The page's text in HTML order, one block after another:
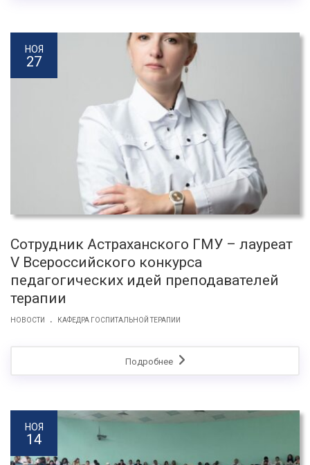
НОЯ
27
Сотрудник Астраханского ГМУ – лауреат
V Всероссийского конкурса
педагогических идей преподавателей
терапии
НОВОСТИ . КАФЕДРА ГОСПИТАЛЬНОЙ ТЕРАПИИ
Подробнее
НОЯ
14